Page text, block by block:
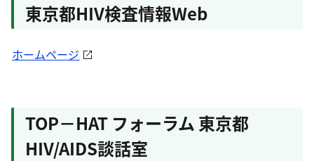
東京都HIV検査情報Web
ホームページ
TOP－HAT フォーラム 東京都
HIV/AIDS談話室